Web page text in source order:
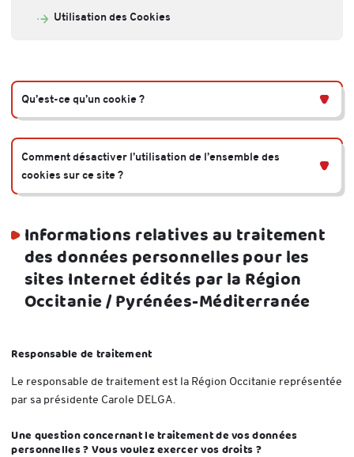
Utilisation des Cookies
Qu’est-ce qu’un cookie ?
Comment désactiver l’utilisation de l’ensemble des
cookies sur ce site ?
Informations relatives au traitement
des données personnelles pour les
sites Internet édités par la Région
Occitanie / Pyrénées-Méditerranée
Responsable de traitement
Le responsable de traitement est la Région Occitanie représentée
par sa présidente Carole DELGA.
Une question concernant le traitement de vos données
personnelles ? Vous voulez exercer vos droits ?